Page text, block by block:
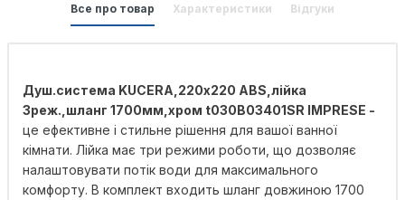
Все про товар Характеристики Відгуки
Душ.система KUCERA,220х220 ABS,лійка
3реж.,шланг 1700мм,хром t030B03401SR IMPRESE -
це ефективне і стильне рішення для вашої ванної
кімнати. Лійка має три режими роботи, що дозволяє
налаштовувати потік води для максимального
комфорту. В комплект входить шланг довжиною 1700